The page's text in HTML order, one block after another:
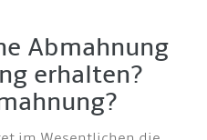
Abmahnung
erhalten?